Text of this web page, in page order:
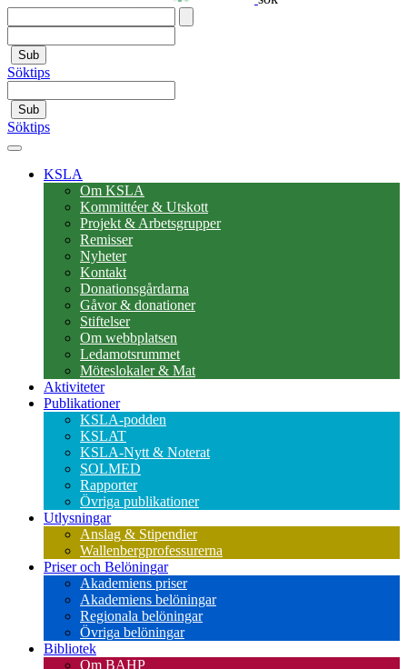
Sub
Söktips
Sub
Söktips
KSLA
Om KSLA
Kommittéer & Utskott
Projekt & Arbetsgrupper
Remisser
Nyheter
Kontakt
Donationsgårdarna
Gåvor & donationer
Stiftelser
Om webbplatsen
Ledamotsrummet
Möteslokaler & Mat
Aktiviteter
Publikationer
KSLA-podden
KSLAT
KSLA-Nytt & Noterat
SOLMED
Rapporter
Övriga publikationer
Utlysningar
Anslag & Stipendier
Wallenbergprofessurerna
Priser och Belöningar
Akademiens priser
Akademiens belöningar
Regionala belöningar
Övriga belöningar
Bibliotek
Om BAHP